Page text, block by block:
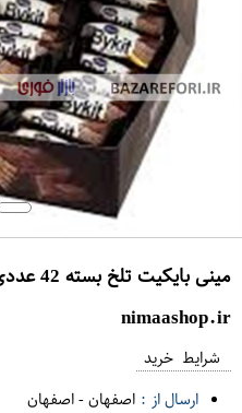
مینی بایکیت تلخ بسته 42 عددی شونیز
nimaashop.ir
شرایط خرید
ارسال از : اصفهان-اصفهان